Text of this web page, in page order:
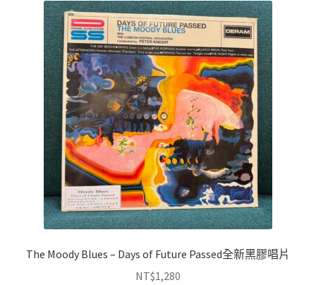
The Moody Blues – Days of Future Passed全新黑膠唱片
NT$1,280